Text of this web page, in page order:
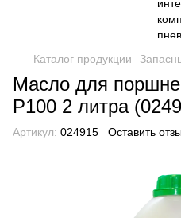
Каталог продукции
Масло для
P100 2 литра
Артикул: 024915 Оставить